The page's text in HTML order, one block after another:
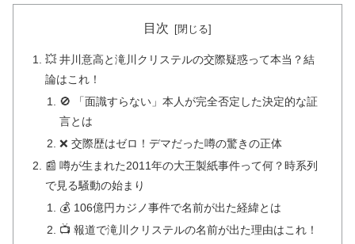
目次
💥 井川意高と滝川クリステルの交際疑惑って本当？結
論はこれ！
🚫 「面識すらない」本人が完全否定した決定的な証
言とは
❌ 交際歴はゼロ！デマだった噂の驚きの正体
📰 噂が生まれた2011年の大王製紙事件って何？時系列
で見る騒動の始まり
💰 106億円カジノ事件で名前が出た経緯とは
📺 報道で滝川クリステルの名前が出た理由はこれ！